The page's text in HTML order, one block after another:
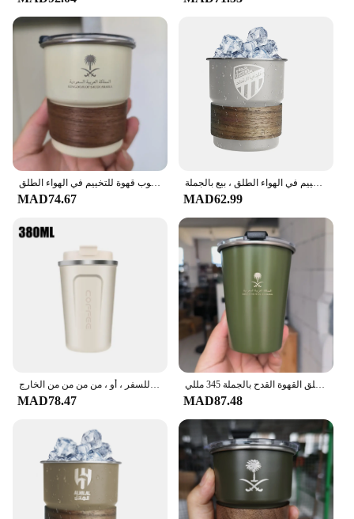
customers. This necklace is not only a fashion
statement but a token of appreciation for the
recipient, making it an excellent gift for birthdays,
anniversaries, or any special occasion. Embrace the
fusion of tradition and modernity with this exquisite
piece, perfect for anyone who values both cultural
significance and contemporary fashion.
الشعار الوطني لملكة العربية السعودية شعار جديد كوب من الفولاذ المقاوم للصدأ كوب بيرة مع غطاء خشب 300 مللي كوب قهوة للتخييم في الهواء الطلق
MAD74.67
كوب بيرة من الفولاذ المقاوم للصدأ بغطاء من القش ، شعار المملكة العربية السعودية ، كوب قهوة للتخييم في الهواء الطلق ، بيع بالجملة ،
MAD62.99
كوب حراري مزدوج من الفولاذ المقاوم للصدأ ، ترمس سيارة ، شاي ، ماء ، قهوة ، مانع للتسرب ، كوب حراري للسفر ، أو ، من من من من الخارج
MAD78.47
المملكة العربية السعودية شعار مع غطاء غطاء 304 الفولاذ المقاوم للصدأ الشاي القدح التخييم في الهواء الطلق القهوة القدح بالجملة 345 مللي
MAD87.48